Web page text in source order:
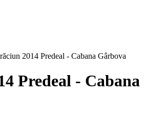
2014 Predeal - Cabana Gârbova
Predeal - Cabana